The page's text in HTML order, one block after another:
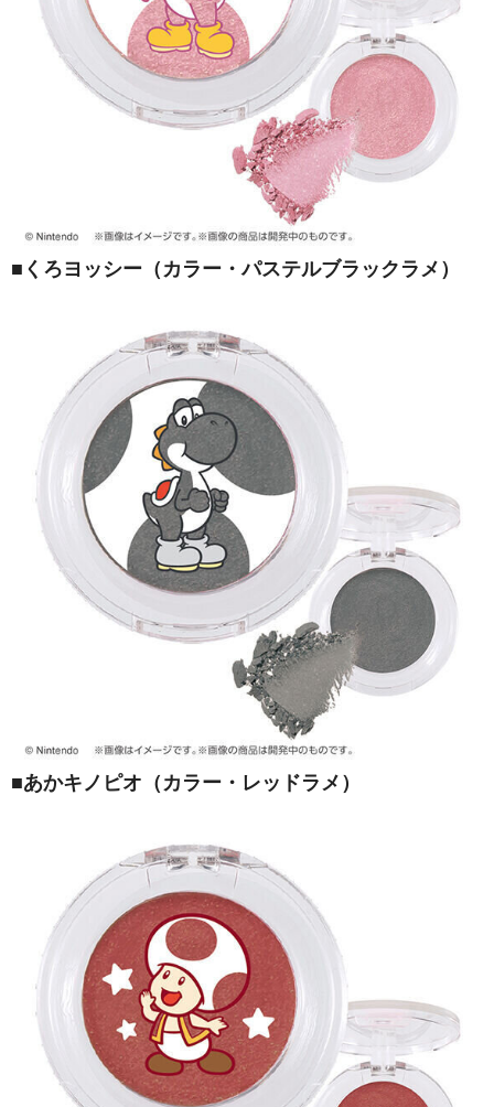
■くろヨッシー（カラー・パステルブラックラメ）
■あかキノピオ（カラー・レッドラメ）